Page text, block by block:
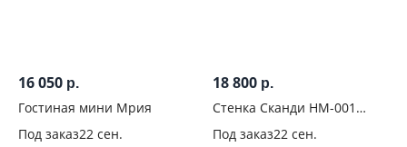
16 050 р.
Гостиная мини Мрия
Под заказ22 сен.
18 800 р.
Стенка Сканди НМ-001
Под заказ22 сен.